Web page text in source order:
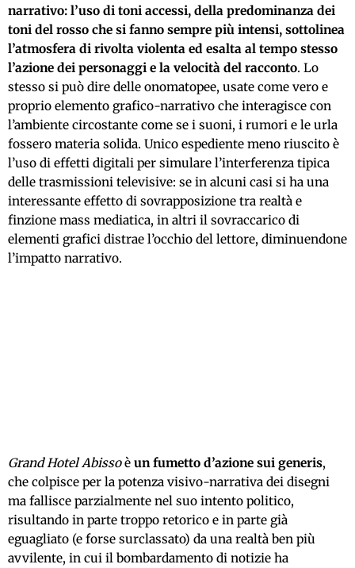
narrativo: l’uso di toni accessi, della predominanza dei
toni del rosso che si fanno sempre più intensi, sottolinea
l’atmosfera di rivolta violenta ed esalta al tempo stesso
l’azione dei personaggi e la velocità del racconto. Lo
stesso si può dire delle onomatopee, usate come vero e
proprio elemento grafico-narrativo che interagisce con
l’ambiente circostante come se i suoni, i rumori e le urla
fossero materia solida. Unico espediente meno riuscito è
l’uso di effetti digitali per simulare l’interferenza tipica
delle trasmissioni televisive: se in alcuni casi si ha una
interessante effetto di sovrapposizione tra realtà e
finzione mass mediatica, in altri il sovraccarico di
elementi grafici distrae l’occhio del lettore, diminuendone
l’impatto narrativo.
Grand Hotel Abissoè un fumetto d’azione sui generis,
che colpisce per la potenza visivo-narrativa dei disegni
ma fallisce parzialmente nel suo intento politico,
risultando in parte troppo retorico e in parte già
eguagliato (e forse surclassato) da una realtà ben più
avvilente, in cui il bombardamento di notizie ha